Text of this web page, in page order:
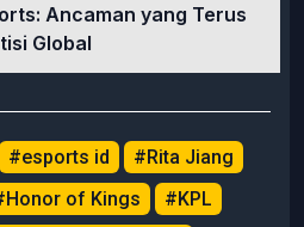
Ancaman yang Terus
Global
#esports id
#Rita Jiang
of Kings
#KPL